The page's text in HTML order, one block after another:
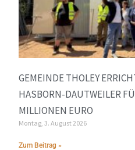
GEMEINDE THOLEY
HASBORN-DAUTWEILER
MILLIONEN EURO
Montag, 3. August 2026
Zum Beitrag »